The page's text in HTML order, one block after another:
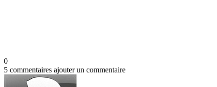
0
5 commentaires ajouter un commentaire